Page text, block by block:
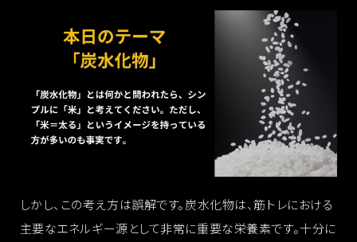
しかし、この考え方は誤解です。炭水化物は、筋トレにおける
主要なエネルギー源として非常に重要な栄養素です。十分に